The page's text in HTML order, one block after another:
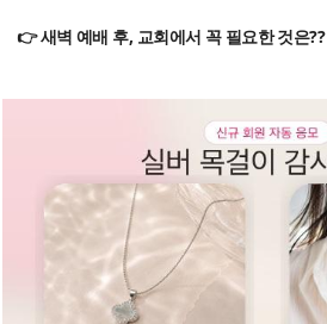
👉 새벽 예배 후, 교회에서 꼭 필요한 것은??